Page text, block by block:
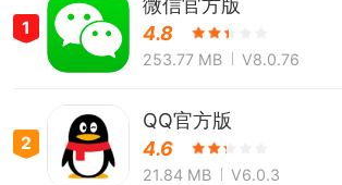
1
4.8
253.77 MB V8.0.76
2
QQ官方版
4.6
21.84 MB V6.0.3